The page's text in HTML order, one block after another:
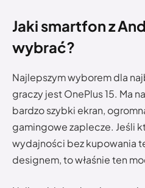
Jaki smartfon z
wybrać?
Najlepszym wyborem dla
graczy jest OnePlus 15. Ma
bardzo szybki ekran,
gamingowe zaplecze. Jeśli
wydajności bez kupowania
designem, to właśnie ten